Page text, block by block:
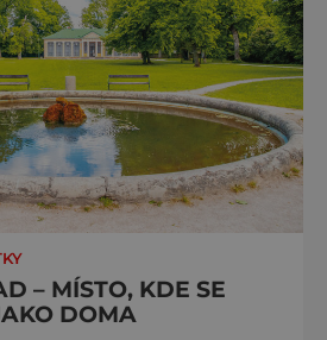
– MÍSTO, KDE SE
DOMA